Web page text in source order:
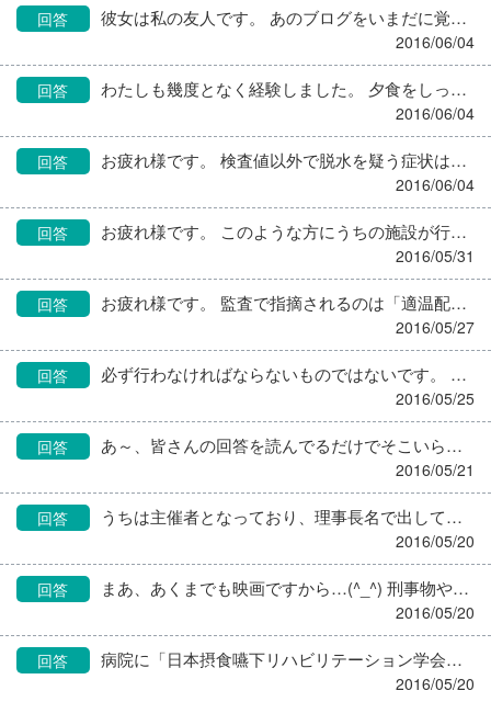
回答 彼女は私の友人です。 あのブログをいまだに覚えてて下さっている方がおられてうれしいです！ 栄養士の本音が書かれていましたよね、それゆえに敵も多くいまして、あのような結果になったのですが… またやってよ～と何度言ったことか、でも、もうやらないと… こうと決めたら絶対ひかない人なので、意思を尊重しています。 覚えてて下さり本当にありがとう！彼女に代わりお礼申し上げます。
2016/06/04
回答 わたしも幾度となく経験しました。 夕食をしっかり召し上がられ、いつものようにおやすみなさいを言って帰宅。次の日出勤してみると夜間に急変されそのまま永眠。 そのたびに、今召し上がっておられるこの食事が最後になるかもしれないのだ、次があると思っちゃいけない、心を込めて丁寧にお出ししなければと気を引き締めます。 そうかと思えば、ターミナルと診断されても1ヶ月2ヶ月と命の灯をともし続け、最後まで生きようとされる、ああもう今度こそだめかと思われるバイタルからでもまた持ち直される、そのような方もおられ、その最後の最後まで全力を尽くす姿から、生きる姿勢を学ばされる方も多くおられます。 いずれにしても、やはり入居者様利用者様は人生の先輩として、自らの姿を通して私たちに多くのことを教えてくださっている、そして私自身もそのような生きざまを見せられる人物にならなければな～と、この仕事をしていると強く感じます。 落ち込むこともありますが、そこから何かをつかみとることが、亡くなられた方への最大のはなむけになると思いますよ。
2016/06/04
回答 お疲れ様です。 検査値以外で脱水を疑う症状はありますか？口唇、腋窩の乾燥、尿量低下、発熱など… BUN/Cr比が25以上なら脱水か消化管出血の可能性がありますが、そこまで高くないし、あとの数値も基準値を大きく外れているとは思いませんでした。 この方の水分必要量を計算し、INとOUTを見れば水分が充足しているかわかると思います。
2016/06/04
回答 お疲れ様です。 このような方にうちの施設が行っている対応は 十分な水分補給を行う。 脱水になると痰の粘調性が増して、自分で喀出することができなくなります。 側臥位にする（特に夜間） 喀痰による窒息防止 です。残念ながら吸引は必要ですが、回数はぐっと減りました。あと、咳が続くようならＤｒが抗生剤を処方します。口腔内の喀痰であれば、ぬらしたガーゼなどでふきとっています。
2016/05/31
回答 お疲れ様です。 監査で指摘されるのは「適温配膳されているか」で、そのための方法として、施設の実情に応じ温冷配膳車や保温食器を使用してるかと思います。 厨房からカウンター越しなどで食堂に直接配膳できる場合は、それさえ必要ありません。 かつては「適時適温加算」なるものがあり、加算を取るために各施設温冷配膳車など積極的に導入しましたが、今やそれも当たり前との国の判断により加算もなくなり、またその頃買った温冷配膳車もガタがくる年齢となったこともあって、安いものでもないのでこの機会に温冷配膳車を廃止する施設もありますよ。
2016/05/27
回答 必ず行わなければならないものではないです。 行なったからといって、特別に加算がつくわけでもありません。 行なう場合はあくまでも食事サービスの一つとしてやっているだけです。 また、保健所に提出する「給食状況報告書」には「選択メニューの実施の有無」を記載するところがあります。 介護福祉施設も株式会社の参入や、地域密着型だの小規模多機能だのサービス付き高齢者住宅だの多様化し、競争の時代になりました。そのなかから選んでいただき契約していただくためには、よそにないサービスをアピールしていかなければなりません。選択メニューの実施は、施設にとってとっつきやすいサービスとして、実施しているところも多いんじゃないでしょうか。 うちの施設も一時やりましたが、前もって注文？を聞いて当日お出しするのは本当の選択ではない、その場で目の前で選んでいただくのが本来あるべき姿だとかで、バイキングに変更になりました。
2016/05/25
回答 あ～、皆さんの回答を読んでるだけでそこいらじゅうにコーヒーのいい香りが… 私もレギュラーコーヒーはブラック派ですよ～。インスタントはちょっとミルク入れます。 昔から「余分な糖分はとらない！」を旨としてまいりました。当初は砂糖を入れていた夫も砂糖なしに慣らし、息子たちも当然砂糖なしで飲むよう躾けてきました。 が、うちの男連中、私の知らない所では、どうも甘い系の飲み物も飲んでるみたい。まあ、多少は目をつぶってますがね～。 でも、私と飲むコーヒーはいじらしく砂糖なしを守っております。 私の友人知人もみんなブラック派ですよ。 私はコーヒーがぶ飲み人間なので、ぜいたくせず、普段はスーパーのレギュラーコーヒーで間に合わせてます。たまに神戸とかでお店で飲むと、おいしさに感動します！！
2016/05/21
回答 うちは主催者となっており、理事長名で出しています。 それとは別に「従事者名」も提出することになっていて、そこには模擬店にかかわるすべての職員名を記載しています。
2016/05/20
回答 まあ、あくまでも映画ですから…(^_^) 刑事物や医者物のドラマでも、絶対ありえへんシーンばかりです。 ストーリー展開やその場のムードを演出するためには、現実的では視聴率を稼げないのでしょう。 いかに私たちの仕事がロマンチックでないかを物語っていますがね～。
2016/05/20
回答 病院に「日本摂食嚥下リハビリテーション学会の嚥下調整食分類に当てはめるとどのあたりか」尋ねてみてはいかがでしょうか。嚥下食ピラミッドでもいいですが。 こういうときのために、このような共通ツールがあるのだと思います。 それでもよくわからないとしたら、うちだったらとりあえず極きざみで出して食べている時の様子を見て、そのままでいけるか、ペーストに落とすか判断します。 うちの施設はソフト食（ゼリー食）をやっていますが、今は固形化補助粉末も便利なものが出回っていますし、この機会に調理員さんたちと話し合って導入を決めてもいいですよね。
2016/05/20